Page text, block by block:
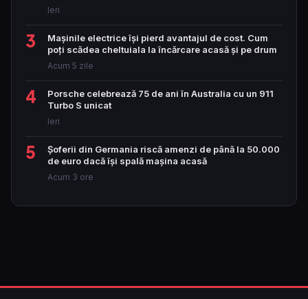
Ieri
3
Mașinile electrice își pierd avantajul de cost. Cum
poți scădea cheltuiala la încărcare acasă și pe drum
Acum 5 zile
4
Porsche celebrează 75 de ani în Australia cu un 911
Turbo S unicat
Ieri
5
Șoferii din Germania riscă amenzi de până la 50.000
de euro dacă își spală mașina acasă
Acum 3 ore